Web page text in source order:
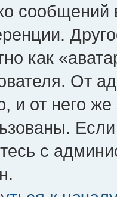
сообщений
как
От
и от него
с